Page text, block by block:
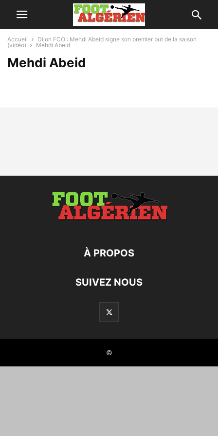
Accueil
Dijon FCO : Mehdi Abeid signe son premier but de la saison
(vidéo)
Mehdi Abeid
Mehdi Abeid
À PROPOS
SUIVEZ NOUS
©